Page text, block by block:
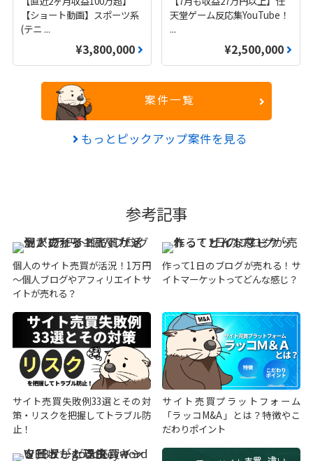
【ショート動画】スポーツ系
(テニ ...
¥3,800,000
天堂ゲーム反応集YouTube！
...
¥2,500,000
案件一覧
もっとピックアップ案件を見る
参考記事
個人のサイト売買が活況！1万円
～個人ブログやアフィリエイトサ
イトが売れる？
作って1日のブログが売れる！サ
イトマーケットってどんな感じ？
サイト売買失敗例33選とその対
策・リスクを把握してトラブル防
止！
サイト売買プラットフォーム
「ラッコM&A」とは？特徴やこ
だわりポイント